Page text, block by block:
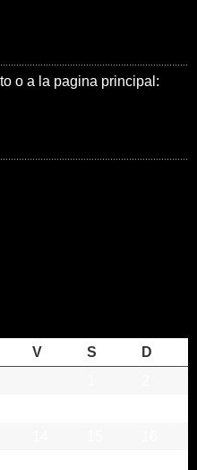
o a la pagina principal:
V S
D